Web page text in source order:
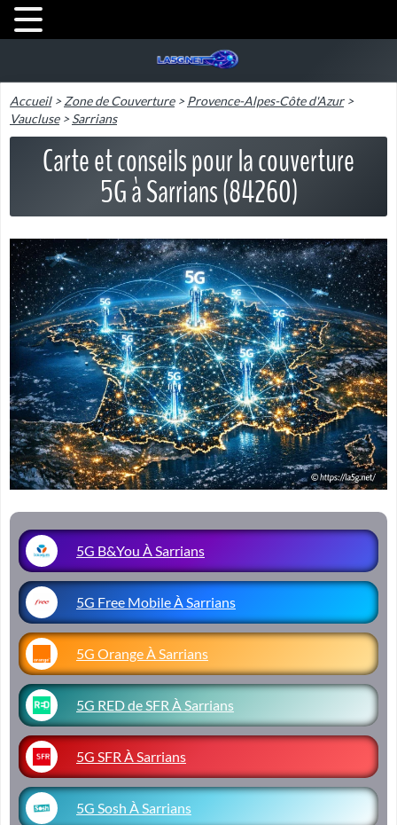
Accueil>Zone de Couverture>Provence-Alpes-Côte d'Azur>
Vaucluse>Sarrians
Carte et conseils pour la couverture
5G à Sarrians (84260)
5G B&You À Sarrians
5G Free Mobile À Sarrians
5G Orange À Sarrians
5G RED de SFR À Sarrians
5G SFR À Sarrians
5G Sosh À Sarrians